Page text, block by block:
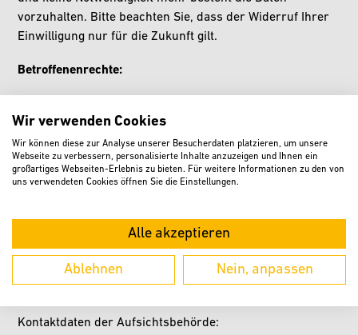
vorzuhalten. Bitte beachten Sie, dass der Widerruf Ihrer
Einwilligung nur für die Zukunft gilt.
Betroffenenrechte:
Recht auf Berichtigung (Art. 16)
Recht auf Löschung (Art. 17)
Recht auf Einschränkung der Verarbeitung (Art. 18)
Recht auf Datenübertragbarkeit (Art. 20)
Ihr Beschwerderecht (Art. 77) können Sie unter anderem
bei der/dem Landesbeauftragte/n für Datenschutz und
Kontaktdaten der Aufsichtsbehörde:
Wir verwenden Cookies
Wir können diese zur Analyse unserer Besucherdaten platzieren, um unsere
Webseite zu verbessern, personalisierte Inhalte anzuzeigen und Ihnen ein
großartiges Webseiten-Erlebnis zu bieten. Für weitere Informationen zu den von
uns verwendeten Cookies öffnen Sie die Einstellungen.
Alle akzeptieren
Ablehnen Nein, anpassen